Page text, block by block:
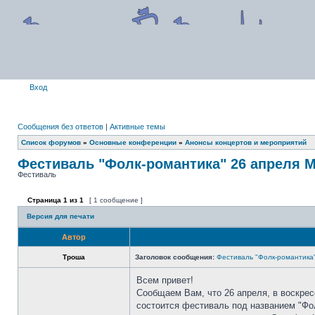
Вход
Сообщения без ответов | Активные темы
Список форумов » Основные конференции » Анонсы концертов и мероприятий
Фестиваль "Фолк-романтика" 26 апреля
Фестиваль
Страница 1 из 1 [ 1 сообщение ]
Версия для печати
Автор
Троша Заголовок сообщения: Фестиваль "Фолк-
Всем привет!
Сообщаем Вам, что 26 апреля, в
состоится фестиваль под названием